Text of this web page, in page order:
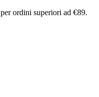
perordini superiori ad €89.